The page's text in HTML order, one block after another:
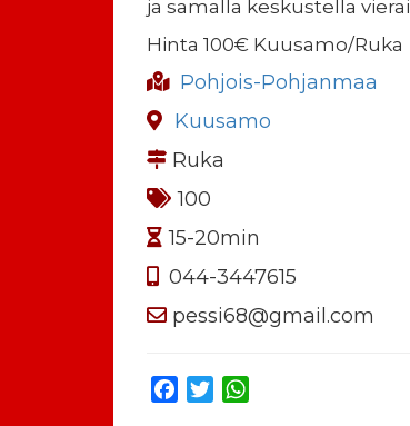
ja samalla keskustella
Hinta 100€ Kuusamo/Ruka
Pohjois-Pohjanmaa
Kuusamo
Ruka
100
15-20min
044-3447615
pessi68@gmail.com
Facebook
Twitter